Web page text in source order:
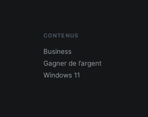
CONTENUS
Business
Gagner de l’argent
Windows 11